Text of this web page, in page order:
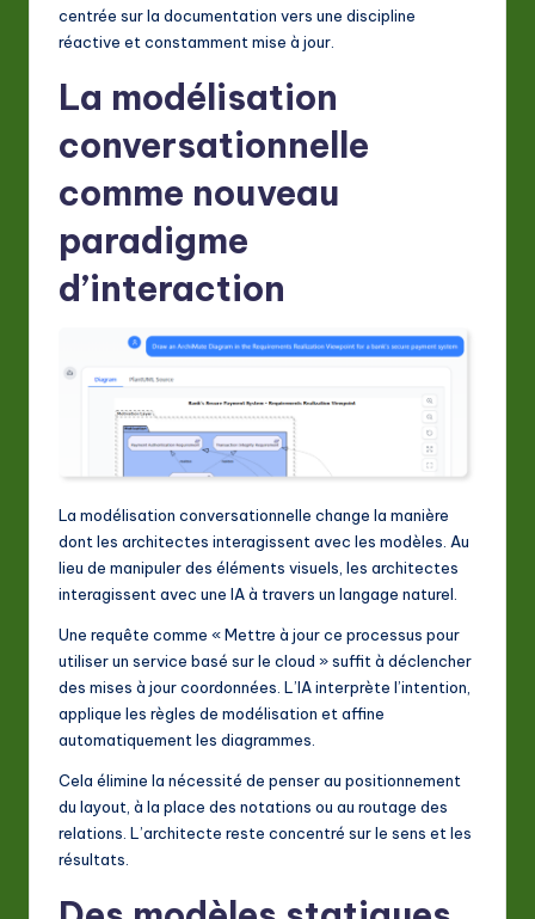
centrée sur la documentation vers une discipline
réactive et constamment mise à jour.
La modélisation
conversationnelle
comme nouveau
paradigme
d’interaction
La modélisation conversationnelle change la manière
dont les architectes interagissent avec les modèles. Au
lieu de manipuler des éléments visuels, les architectes
interagissent avec une IA à travers un langage naturel.
Une requête comme « Mettre à jour ce processus pour
utiliser un service basé sur le cloud » suffit à déclencher
des mises à jour coordonnées. L’IA interprète l’intention,
applique les règles de modélisation et affine
automatiquement les diagrammes.
Cela élimine la nécessité de penser au positionnement
du layout, à la place des notations ou au routage des
relations. L’architecte reste concentré sur le sens et les
résultats.